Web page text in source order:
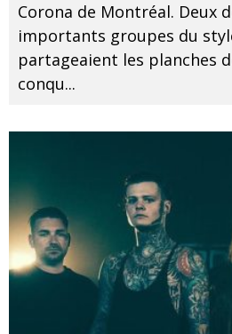
Corona de Montréal. Deux
importants groupes du
partageaient les planches
conqu...